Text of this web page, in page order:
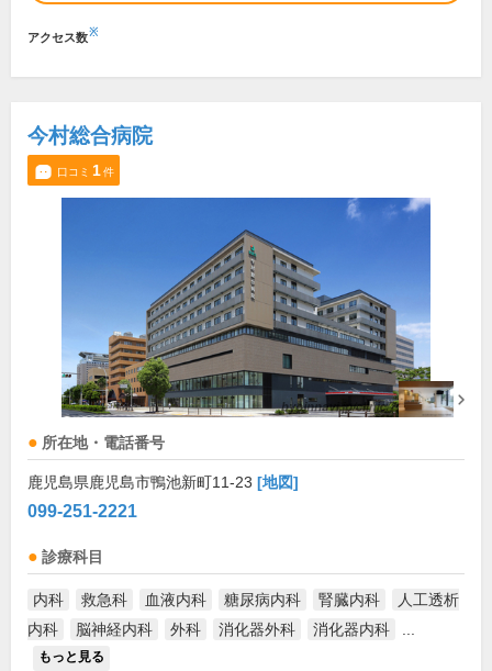
アクセス数※
今村総合病院
口コミ 1件
所在地・電話番号
鹿児島県鹿児島市鴨池新町11-23 [地図]
099-251-2221
診療科目
内科 救急科 血液内科 糖尿病内科 腎臓内科
人工透析
内科
脳神経内科 外科 消化器外科 消化器内科
もっと見る